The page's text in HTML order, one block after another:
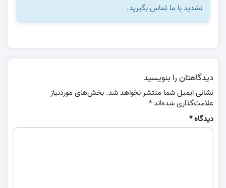
نشدید با ما تماس بگیرید.
دیدگاهتان را بنویسید
نشانی ایمیل شما منتشر نخواهد شد. بخش‌های موردنیاز
علامت‌گذاری شده‌اند*
دیدگاه*